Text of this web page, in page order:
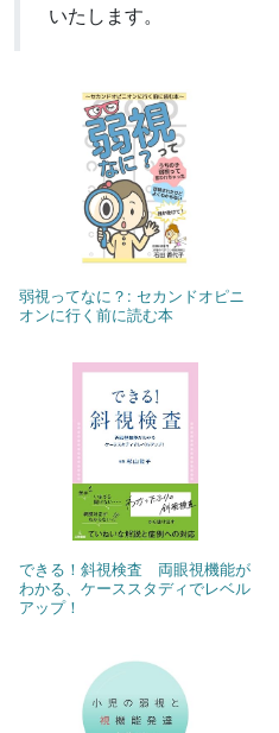
いたします。
弱視ってなに？: セカンドオピニ
オンに行く前に読む本
できる！斜視検査 両眼視機能が
わかる、ケーススタディでレベル
アップ！